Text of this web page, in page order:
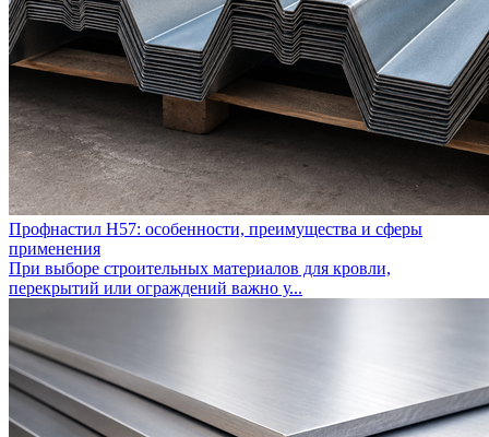
Профнастил Н57: особенности, преимущества и сферы
применения
При выборе строительных материалов для кровли,
перекрытий или ограждений важно у...